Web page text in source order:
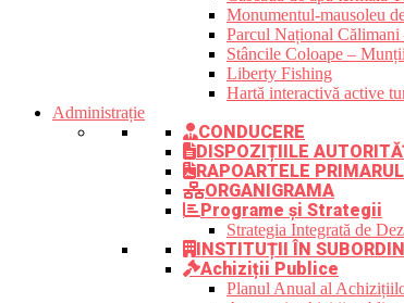
Monumentul-mausoleu
Parcul Național
Stâncile Coloape –
Liberty Fishing
Hartă interactivă active
Administrație
CONDUCERE
DISPOZIȚIILE
RAPOARTELE
ORGANIGRAMA
Programe și Strategii
Strategia Integrată de
INSTITUȚII ÎN
Achiziții Publice
Planul Anual al